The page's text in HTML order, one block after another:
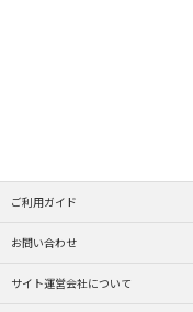
ご利用ガイド
お問い合わせ
サイト運営会社について